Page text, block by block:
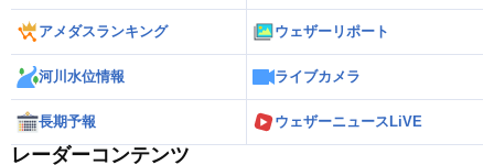
アメダスランキング ウェザーリポート
河川水位情報 ライブカメラ
長期予報 ウェザーニュースLiVE
レーダーコンテンツ